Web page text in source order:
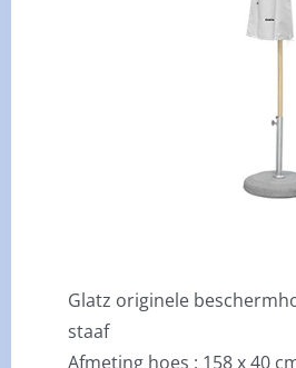
Glatz originele
staaf
Afmeting hoes : 158 x 40